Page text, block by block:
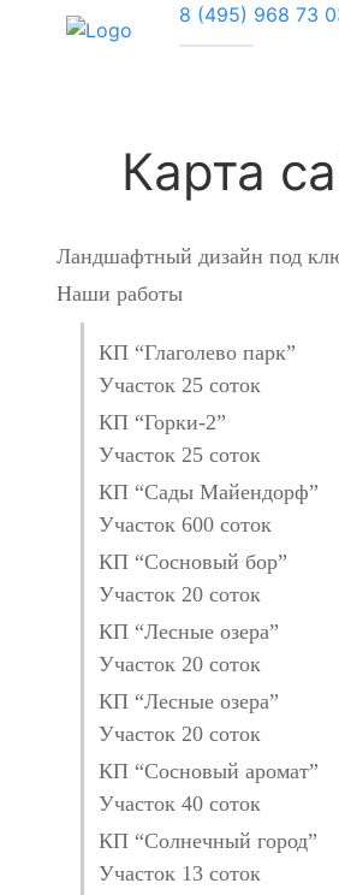
8 (495) 968 73
Карта
Ландшафтный дизайн под
Наши работы
КП “Глаголево парк”
Участок 25 соток
КП “Горки-2”
Участок 25 соток
КП “Сады Майендорф”
Участок 600 соток
КП “Сосновый бор”
Участок 20 соток
КП “Лесные озера”
Участок 20 соток
КП “Лесные озера”
Участок 20 соток
КП “Сосновый аромат”
Участок 40 соток
КП “Солнечный город”
Участок 13 соток